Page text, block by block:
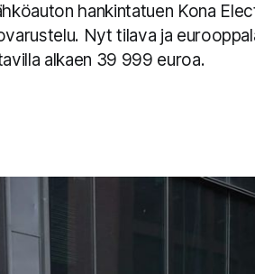
hankintatuen Kona
Nyt tilava ja
alkaen 39 999 euroa.